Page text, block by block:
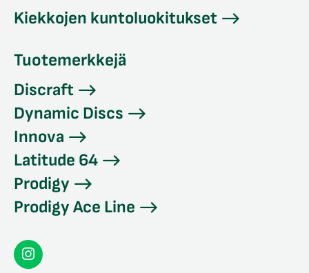
Kiekkojen kuntoluokitukset
Tuotemerkkejä
Discraft
Dynamic Discs
Innova
Latitude 64
Prodigy
Prodigy Ace Line
Seconddisc